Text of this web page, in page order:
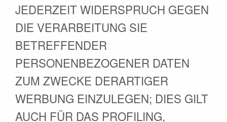
JEDERZEIT WIDERSPRUCH GEGEN
DIE VERARBEITUNG SIE
BETREFFENDER
PERSONENBEZOGENER DATEN
ZUM ZWECKE DERARTIGER
WERBUNG EINZULEGEN; DIES GILT
AUCH FÜR DAS PROFILING,